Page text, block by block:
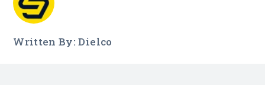
Written By: Dielco